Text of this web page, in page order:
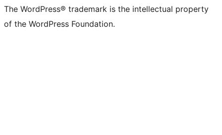
The WordPress® trademark is the intellectual property
of the WordPress Foundation.